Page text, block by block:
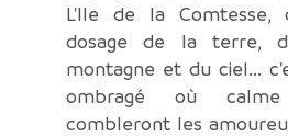
L'Ile de la Comtesse,
dosage de la terre,
montagne et du ciel...
ombragé où
combleront les